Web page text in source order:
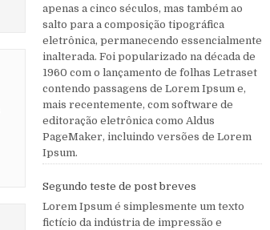
apenas a cinco séculos, mas também ao
salto para a composição tipográfica
eletrônica, permanecendo essencialmente
inalterada. Foi popularizado na década de
1960 com o lançamento de folhas Letraset
contendo passagens de Lorem Ipsum e,
mais recentemente, com software de
editoração eletrônica como Aldus
PageMaker, incluindo versões de Lorem
Ipsum.
Segundo teste de post breves
Lorem Ipsum é simplesmente um texto
fictício da indústria de impressão e